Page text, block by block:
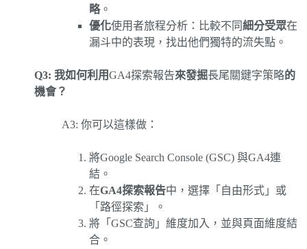
略。
優化使用者旅程分析：比較不同細分受眾在
漏斗中的表現，找出他們獨特的流失點。
Q3: 我如何利用GA4探索報告來發掘長尾關鍵字策略的
機會？
A3: 你可以這樣做：
將Google Search Console (GSC) 與GA4連
結。
在GA4探索報告中，選擇「自由形式」或
「路徑探索」。
將「GSC查詢」維度加入，並與頁面維度結
合。